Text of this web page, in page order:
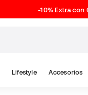
-10% Extra con
Lifestyle Accesorios